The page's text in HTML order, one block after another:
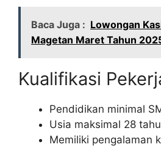
Baca Juga : Lowongan
Magetan Maret Tahun
Kualifikasi
Pendidikan minimal
Usia maksimal 28
Memiliki pengalaman